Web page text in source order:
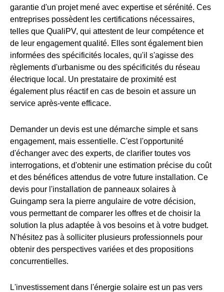
garantie d'un projet mené avec expertise et sérénité. Ces
entreprises possèdent les certifications nécessaires,
telles que QualiPV, qui attestent de leur compétence et
de leur engagement qualité. Elles sont également bien
informées des spécificités locales, qu'il s'agisse des
règlements d'urbanisme ou des spécificités du réseau
électrique local. Un prestataire de proximité est
également plus réactif en cas de besoin et assure un
service après-vente efficace.
Demander un devis est une démarche simple et sans
engagement, mais essentielle. C'est l'opportunité
d'échanger avec des experts, de clarifier toutes vos
interrogations, et d'obtenir une estimation précise du coût
et des bénéfices attendus de votre future installation. Ce
devis pour l'installation de panneaux solaires à
Guingamp sera la pierre angulaire de votre décision,
vous permettant de comparer les offres et de choisir la
solution la plus adaptée à vos besoins et à votre budget.
N'hésitez pas à solliciter plusieurs professionnels pour
obtenir des perspectives variées et des propositions
concurrentielles.
L'investissement dans l'énergie solaire est un pas vers